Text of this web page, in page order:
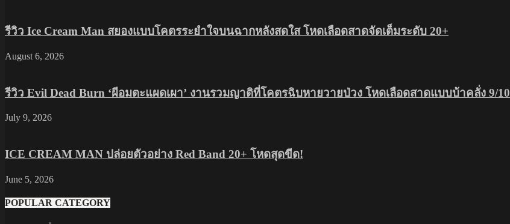
รีวิว Ice Cream Man สยองแบบโคตรระยำใจบนฉากหลังสดใส โหดเลือดสาดจัดเต็มระดับ 20+
August 6, 2026
รีวิว Evil Dead Burn ‘ผีอมตะแผดเผา’ งานรวมญาติที่โคตรฉิบหายวายป่วง โหดเลือดสาดแบบบ้าคลั่ง 9/10
July 9, 2026
ICE CREAM MAN ปล่อยตัวอย่าง Red Band 20+ โหดสุดขีด!
June 5, 2026
POPULAR CATEGORY